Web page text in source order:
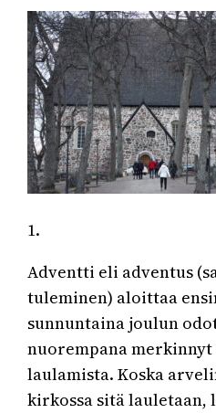
1.
Adventti eli adventus
tuleminen) aloittaa
sunnuntaina joulun
nuorempana
laulamista. Koska
kirkossa sitä